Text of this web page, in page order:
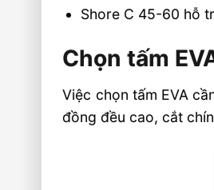
Shore C 45-60 hỗ
Chọn tấm
Việc chọn tấm EVA
đồng đều cao, cắt